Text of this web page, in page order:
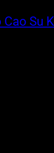
Cao Su